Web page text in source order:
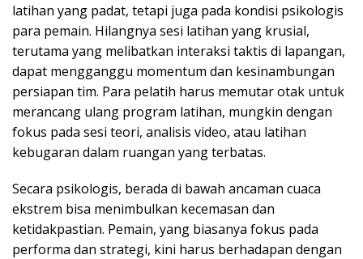
latihan yang padat, tetapi juga pada kondisi psikologis
para pemain. Hilangnya sesi latihan yang krusial,
terutama yang melibatkan interaksi taktis di lapangan,
dapat mengganggu momentum dan kesinambungan
persiapan tim. Para pelatih harus memutar otak untuk
merancang ulang program latihan, mungkin dengan
fokus pada sesi teori, analisis video, atau latihan
kebugaran dalam ruangan yang terbatas.
Secara psikologis, berada di bawah ancaman cuaca
ekstrem bisa menimbulkan kecemasan dan
ketidakpastian. Pemain, yang biasanya fokus pada
performa dan strategi, kini harus berhadapan dengan